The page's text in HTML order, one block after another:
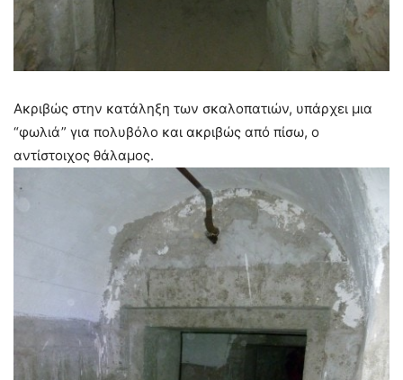
Ακριβώς στην κατάληξη των σκαλοπατιών, υπάρχει μια
“φωλιά” για πολυβόλο και ακριβώς από πίσω, ο
αντίστοιχος θάλαμος.